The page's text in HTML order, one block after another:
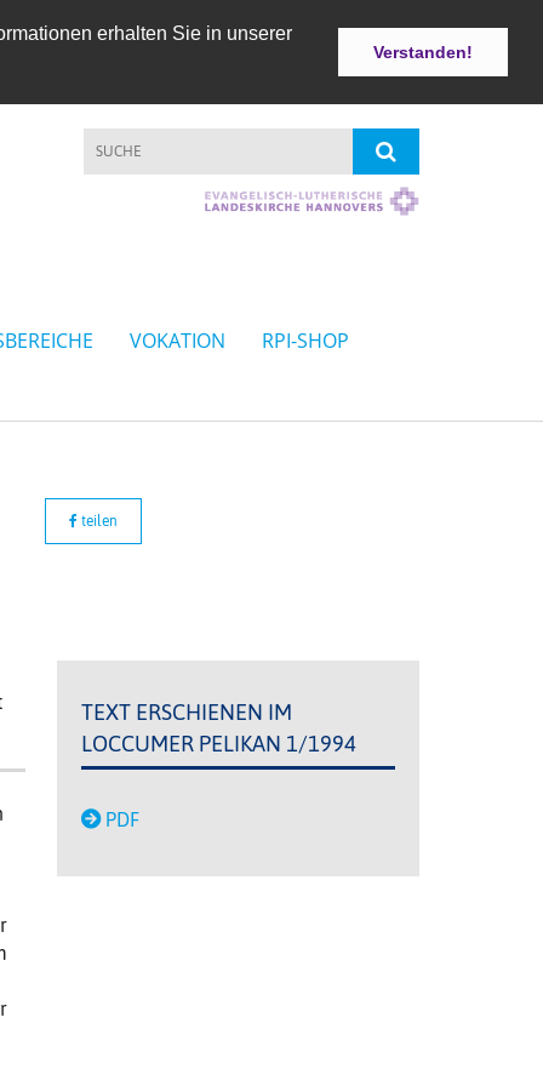
erhalten Sie in unserer
Verstanden!
VOKATION RPI-SHOP
teilen
TEXT ERSCHIENEN IM
LOCCUMER PELIKAN 1/1994
PDF